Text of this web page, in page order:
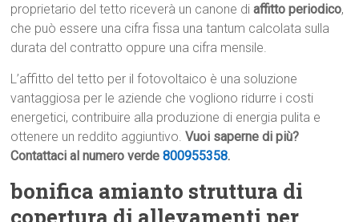
proprietario del tetto riceverà un canone diaffitto periodico,
che può essere una cifra fissa una tantum calcolata sulla
durata del contratto oppure una cifra mensile.
L’affitto del tetto per il fotovoltaico è una soluzione
vantaggiosa per le aziende che vogliono ridurre i costi
energetici, contribuire alla produzione di energia pulita e
ottenere un reddito aggiuntivo.Vuoi saperne di più?
Contattaci al numero verde800955358.
bonifica amianto struttura di
copertura di allevamenti per